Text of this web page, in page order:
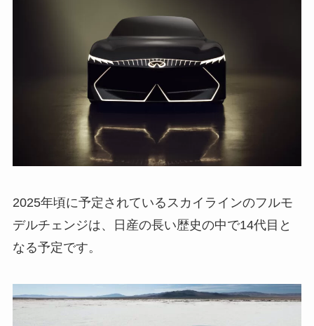
2025年頃に予定されているスカイラインのフルモ
デルチェンジは、日産の長い歴史の中で14代目と
なる予定です。